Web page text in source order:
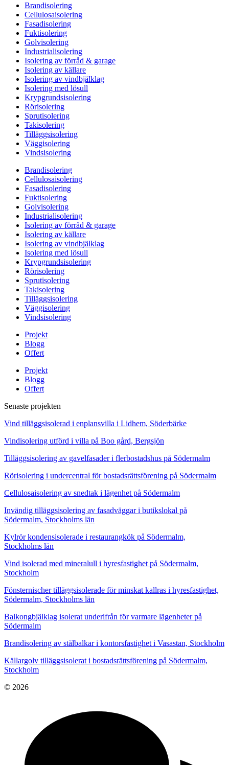
Brandisolering
Cellulosaisolering
Fasadisolering
Fuktisolering
Golvisolering
Industrialisolering
Isolering av förråd & garage
Isolering av källare
Isolering av vindbjälklag
Isolering med lösull
Krypgrundsisolering
Rörisolering
Sprutisolering
Takisolering
Tilläggsisolering
Väggisolering
Vindsisolering
Brandisolering
Cellulosaisolering
Fasadisolering
Fuktisolering
Golvisolering
Industrialisolering
Isolering av förråd & garage
Isolering av källare
Isolering av vindbjälklag
Isolering med lösull
Krypgrundsisolering
Rörisolering
Sprutisolering
Takisolering
Tilläggsisolering
Väggisolering
Vindsisolering
Projekt
Blogg
Offert
Projekt
Blogg
Offert
Senaste projekten
Vind tilläggsisolerad i enplansvilla i Lidhem, Söderbärke
Vindisolering utförd i villa på Boo gård, Bergsjön
Tilläggsisolering av gavelfasader i flerbostadshus på Södermalm
Rörisolering i undercentral för bostadsrättsförening på Södermalm
Cellulosaisolering av snedtak i lägenhet på Södermalm
Invändig tilläggsisolering av fasadväggar i butikslokal på
Södermalm, Stockholms län
Kylrör kondensisolerade i restaurangkök på Södermalm,
Stockholms län
Vind isolerad med mineralull i hyresfastighet på Södermalm,
Stockholm
Fönsternischer tilläggsisolerade för minskat kallras i hyresfastighet,
Södermalm, Stockholms län
Balkongbjälklag isolerat underifrån för varmare lägenheter på
Södermalm
Brandisolering av stålbalkar i kontorsfastighet i Vasastan, Stockholm
Källargolv tilläggsisolerat i bostadsrättsförening på Södermalm,
Stockholm
© 2026